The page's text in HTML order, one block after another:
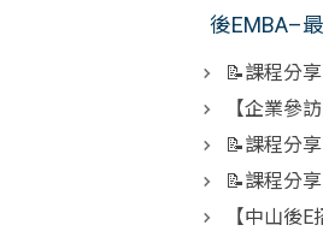
後EMBA–
📝課程分
【企業參
📝課程分
📝課程分
【中山後